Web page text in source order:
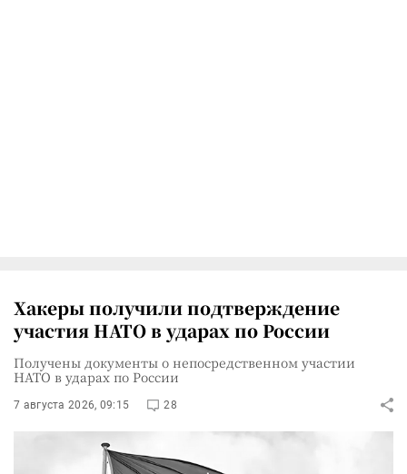
Хакеры получили подтверждение
участия НАТО в ударах по России
Получены документы о непосредственном участии
НАТО в ударах по России
7 августа 2026, 09:15 28